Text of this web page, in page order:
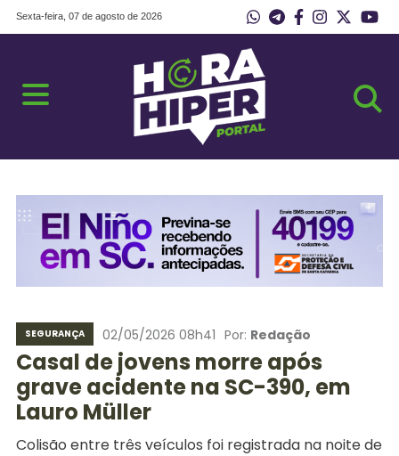
Sexta-feira, 07 de agosto de 2026
SEGURANÇA 02/05/2026 08h41 Por: Redação
Casal de jovens morre após
grave acidente na SC-390, em
Lauro Müller
Colisão entre três veículos foi registrada na noite de